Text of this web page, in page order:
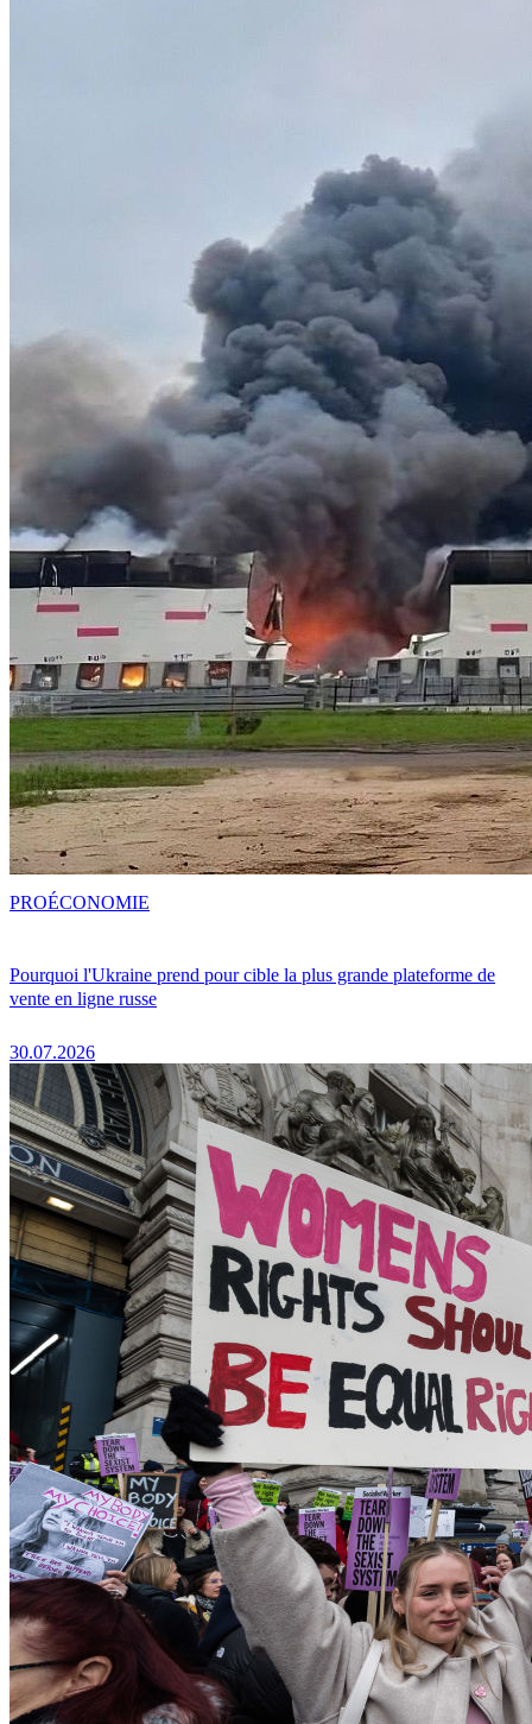
Pourquoi l'Ukraine prend pour cible la plus grande plateforme de
vente en ligne russe
30.07.2026
PROÉCONOMIE